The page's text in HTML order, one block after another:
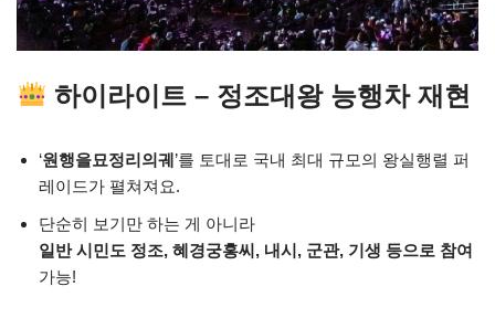
하이라이트 – 정조대왕 능행차 재현
‘원행을묘정리의궤’를 토대로 국내 최대 규모의 왕실행렬 퍼
레이드가 펼쳐져요.
단순히 보기만 하는 게 아니라
일반 시민도 정조, 혜경궁홍씨, 내시, 군관, 기생 등으로 참여
가능!